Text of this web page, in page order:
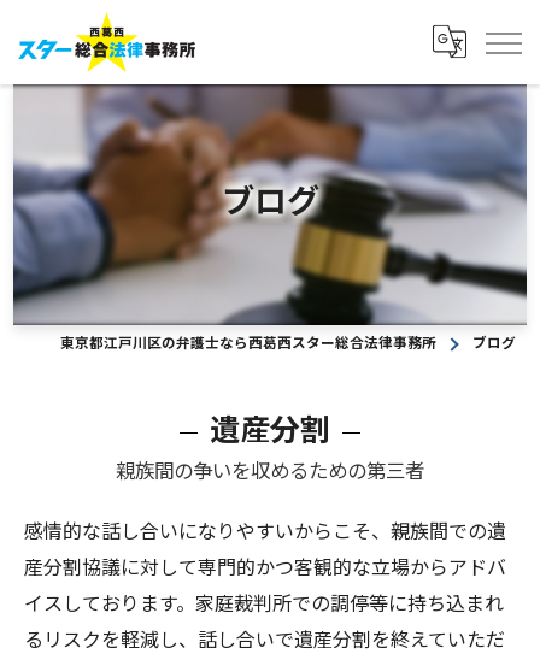
ブログ
東京都江戸川区の弁護士なら西葛西スター総合法律事務所 ブログ
遺産分割
親族間の争いを収めるための第三者
感情的な話し合いになりやすいからこそ、親族間での遺
産分割協議に対して専門的かつ客観的な立場からアドバ
イスしております。家庭裁判所での調停等に持ち込まれ
るリスクを軽減し、話し合いで遺産分割を終えていただ